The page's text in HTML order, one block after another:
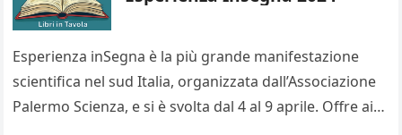
Esperienza inSegna è la più grande manifestazione
scientifica nel sud Italia, organizzata dall’Associazione
Palermo Scienza, e si è svolta dal 4 al 9 aprile. Offre ai